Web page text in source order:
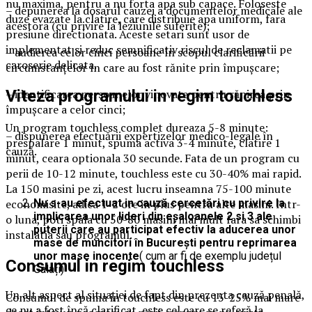
– depunerea la dosarul cauzei a documentelor medicale ale
acestora (cu privire la leziunile suferite);
– audierea celor cinci persoane în scopul clarificării
circumstanțelor în care au fost rănite prin împușcare;
– identificarea persoanelor vinovate pentru rănirea prin
împușcare a celor cinci;
– dispunerea efectuării expertizelor medico-legale în
cauză.
Nu s-au efectuat in cauză cercetări cu privire la
implicarea unor lideri din eșaloanele 2 si 3 ale
puterii care au participat efectiv la aducerea unor
mase de muncitori în București pentru reprimarea
unor mase inocente( cum ar fi de exemplu județul
Galați)
Un alt aspect al situației de fapt din prezenta cauză penală,
nu maxima, pentru a nu forta apa sub capace. Foloseste
duze evazate la clatire, care distribuie apa uniform, fara
presiune directionata. Aceste setari sunt usor de
implementat si reduc semnificativ riscul de reclamatii pe
caroserie delicata.
Viteza programului in regim touchless
Un program touchless complet dureaza 5-8 minute:
prespalare 1 minut, spuma activa 3-4 minute, clatire 1
minut, ceara optionala 30 secunde. Fata de un program cu
perii de 10-12 minute, touchless este cu 30-40% mai rapid.
La 150 masini pe zi, acest lucru inseamna 75-100 minute
economisite, adica 1-2 ore in plus pentru alte masini. Intr-
o luna, poti spala cu 50-80 masini mai mult fara sa schimbi
instalatia sau programul.
Consumul in regim touchless
Consumul de spuma in touchless este cu 15-25% mai mare